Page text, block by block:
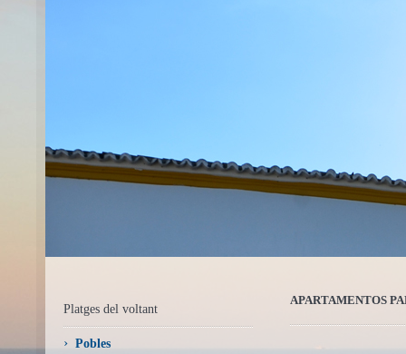
APARTAMENTOS
Platges del voltant
› Pobles